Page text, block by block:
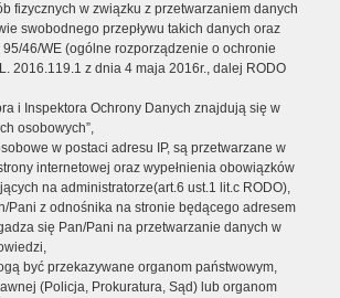
fizycznych w związku z przetwarzaniem danych
swobodnego przepływu takich danych oraz
46/WE (ogólne rozporządzenie o ochronie
2016.119.1 z dnia 4 maja 2016r., dalej RODO
i Inspektora Ochrony Danych znajdują się w
osobowych”,
w postaci adresu IP, są przetwarzane w
internetowej oraz wypełnienia obowiązków
na administratorze(art.6 ust.1 lit.c RODO),
Pani z odnośnika na stronie będącego adresem
się Pan/Pani na przetwarzanie danych w
być przekazywane organom państwowym,
(Policja, Prokuratura, Sąd) lub organom